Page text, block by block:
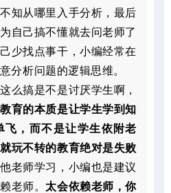
知从哪里入手分析，最后
自己搞不懂就去问老师了
少找点事干，小编经常在
分析问题的逻辑思维。
么搞是不是讨厌学生啊，
教育的本质是让学生学到知
飞，而不是让学生依附老
玩不转的教育绝对是失败
老师学习，小编也是建议
老师。 太会依赖老师，你